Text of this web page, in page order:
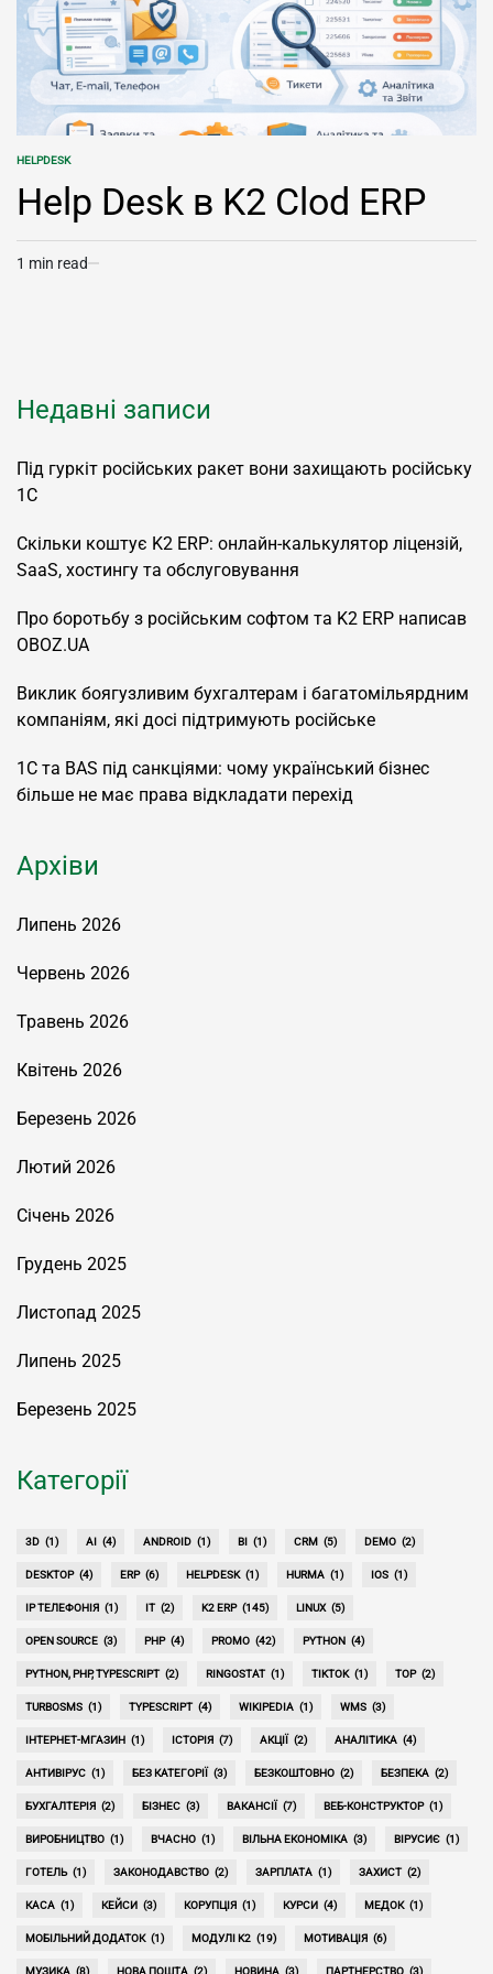
POSTED
HELPDESK
Help Desk в K2 Clod ERP
Estimated
1 min read
Недавні записи
Під гуркіт російських ракет вони захищають російську
1С
Скільки коштує K2 ERP: онлайн-калькулятор ліцензій,
SaaS, хостингу та обслуговування
Про боротьбу з російським софтом та K2 ERP написав
OBOZ.UA
Виклик боягузливим бухгалтерам і багатомільярдним
компаніям, які досі підтримують російське
1С та BAS під санкціями: чому український бізнес
більше не має права відкладати перехід
Архіви
Липень 2026
Червень 2026
Травень 2026
Квітень 2026
Березень 2026
Лютий 2026
Січень 2026
Грудень 2025
Листопад 2025
Липень 2025
Березень 2025
Категорії
3D (1) AI (4) ANDROID (1) BI (1) CRM (5) DEMO (2)
DESKTOP (4) ERP (6) HELPDESK (1) HURMA (1) IOS (1)
IP ТЕЛЕФОНІЯ (1) IT (2) K2 ERP (145) LINUX (5)
OPEN SOURCE (3) PHP (4) PROMO (42) PYTHON (4)
PYTHON, PHP, TYPESCRIPT (2) RINGOSTAT (1) TIKTOK (1) TOP (2)
TURBOSMS (1) TYPESCRIPT (4) WIKIPEDIA (1) WMS (3)
ІНТЕРНЕТ-МГАЗИН (1) ІСТОРІЯ (7) АКЦІЇ (2) АНАЛІТИКА (4)
АНТИВІРУС (1) БЕЗ КАТЕГОРІЇ (3) БЕЗКОШТОВНО (2) БЕЗПЕКА (2)
БУХГАЛТЕРІЯ (2) БІЗНЕС (3) ВАКАНСІЇ (7) ВЕБ-КОНСТРУКТОР (1)
ВИРОБНИЦТВО (1) ВЧАСНО (1) ВІЛЬНА ЕКОНОМІКА (3) ВІРУСИЄ (1)
ГОТЕЛЬ (1) ЗАКОНОДАВСТВО (2) ЗАРПЛАТА (1) ЗАХИСТ (2)
КАСА (1) КЕЙСИ (3) КОРУПЦІЯ (1) КУРСИ (4) МЕДОК (1)
МОБІЛЬНИЙ ДОДАТОК (1) МОДУЛІ K2 (19) МОТИВАЦІЯ (6)
МУЗИКА (8) НОВА ПОШТА (2) НОВИНА (3) ПАРТНЕРСТВО (3)